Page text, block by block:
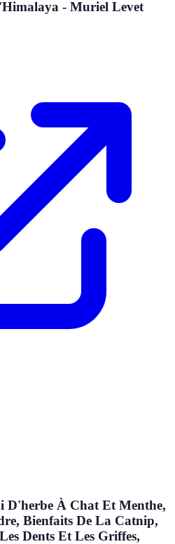
- Muriel Levet
D'herbe À Chat Et Menthe,
Bienfaits De La Catnip,
Dents Et Les Griffes,